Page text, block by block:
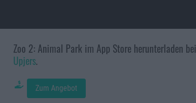
Zoo 2: Animal Park im App Store herunterladen bei
Upjers.
Zum Angebot